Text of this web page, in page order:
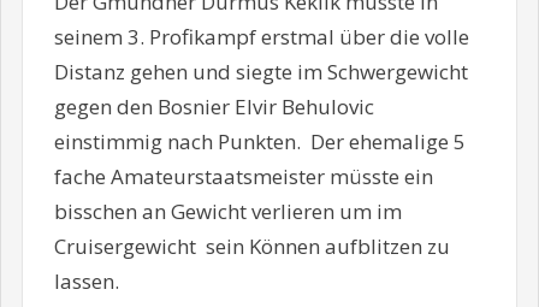
seinem 3. Profikampf erstmal über die volle
Distanz gehen und siegte im Schwergewicht
gegen den Bosnier Elvir Behulovic
einstimmig nach Punkten. Der ehemalige 5
fache Amateurstaatsmeister müsste ein
bisschen an Gewicht verlieren um im
Cruisergewicht sein Können aufblitzen zu
lassen.